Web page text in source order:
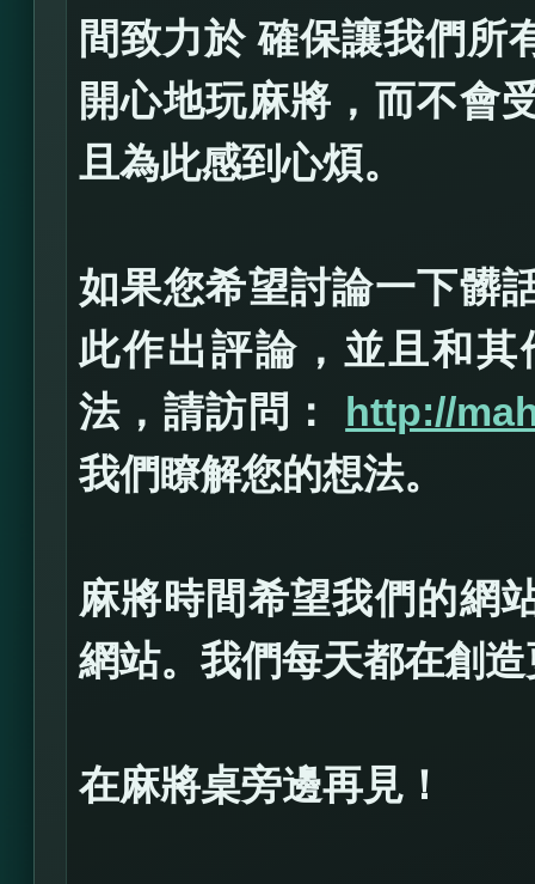
間致力於 確保讓我們所
開心地玩麻將，而不會
且為此感到心煩。
如果您希望討論一下髒
此作出評論，並且和
法，請訪問： http://
我們瞭解您的想法。
麻將時間希望我們的網
網站。我們每天都在創
在麻將桌旁邊再見！